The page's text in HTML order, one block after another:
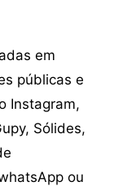
em
públicas e
Instagram,
Sólides,
ou